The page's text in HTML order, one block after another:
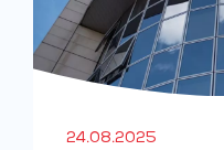
24.08.2025